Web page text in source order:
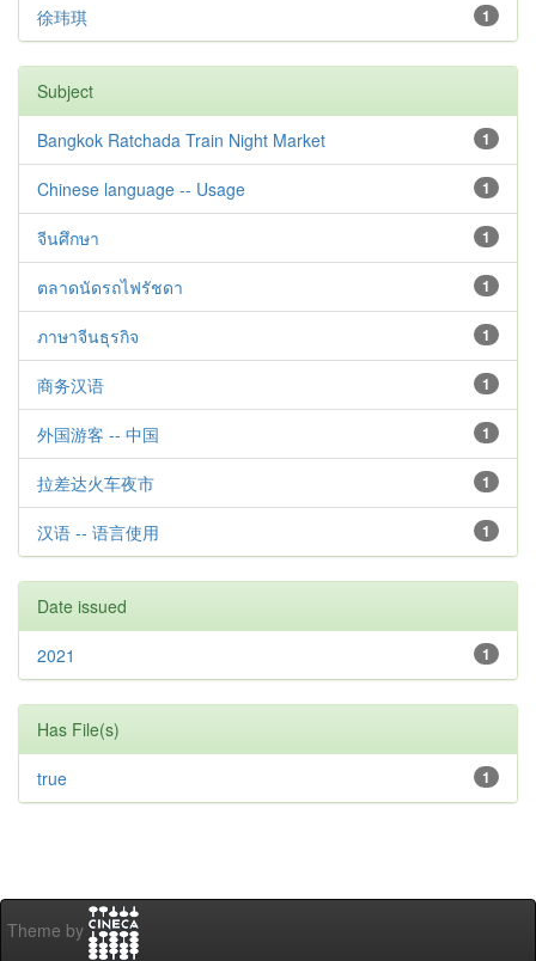
1
徐玮琪
Subject
1
Bangkok Ratchada Train Night Market
1
Chinese language -- Usage
1
จีนศึกษา
1
ตลาดนัดรถไฟรัชดา
1
ภาษาจีนธุรกิจ
1
商务汉语
1
外国游客 -- 中国
1
拉差达火车夜市
1
汉语 -- 语言使用
Date issued
1
2021
Has File(s)
1
true
Theme by